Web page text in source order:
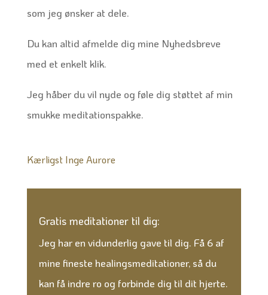
som jeg ønsker at dele.
Du kan altid afmelde dig mine Nyhedsbreve
med et enkelt klik.
Jeg håber du vil nyde og føle dig støttet af min
smukke meditationspakke.
Kærligst Inge Aurore
Gratis meditationer til dig:
Jeg har en vidunderlig gave til dig. Få 6 af
mine fineste healingsmeditationer, så du
kan få indre ro og forbinde dig til dit hjerte.